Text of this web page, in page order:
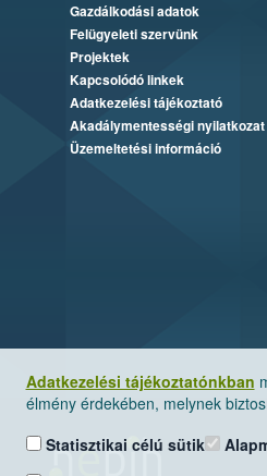
Adatkezelési tájékoztatónkban
élmény érdekében, melynek
Statisztikai célú sütik
Gazdálkodási adatok
Felügyeleti szervünk
Projektek
Kapcsolódó linkek
Adatkezelési tájékoztató
Akadálymentességi nyilatkozat
Üzemeltetési információ